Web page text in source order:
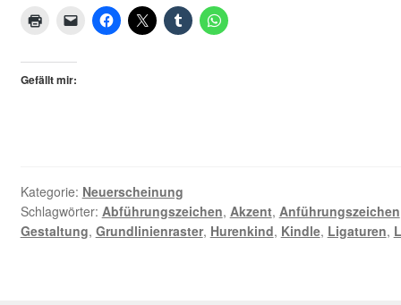
Gefällt mir:
Kategorie: Neuerscheinung
Schlagwörter: Abführungszeichen, Akzent, Anführungszeichen
Gestaltung, Grundlinienraster, Hurenkind, Kindle, Ligaturen,